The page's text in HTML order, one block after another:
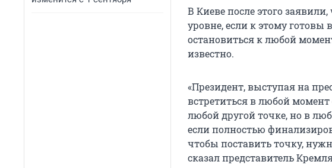
В Киеве после этого
уровне, если к этому
остановиться к любой
известно.
«Президент, выступая на
встретиться в любой
любой другой точке, но в
если полностью
чтобы поставить точку,
сказал представитель